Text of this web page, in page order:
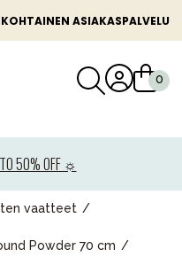
ASIAKASPALVELU
50% OFF ☼
vaatteet
Powder 70 cm